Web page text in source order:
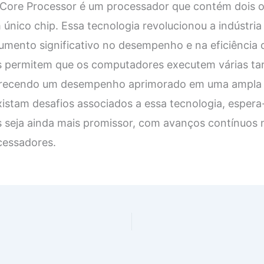
Processor é um processador que contém dois
chip. Essa tecnologia revolucionou a
significativo no desempenho e na eficiência
permitem que os computadores executem várias
um desempenho aprimorado em uma
desafios associados a essa tecnologia,
ainda mais promissor, com avanços contínuos